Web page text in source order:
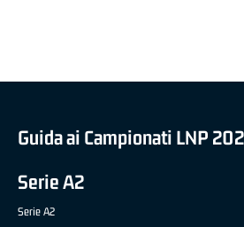
Guida ai Campionati LNP
Serie A2
Serie A2